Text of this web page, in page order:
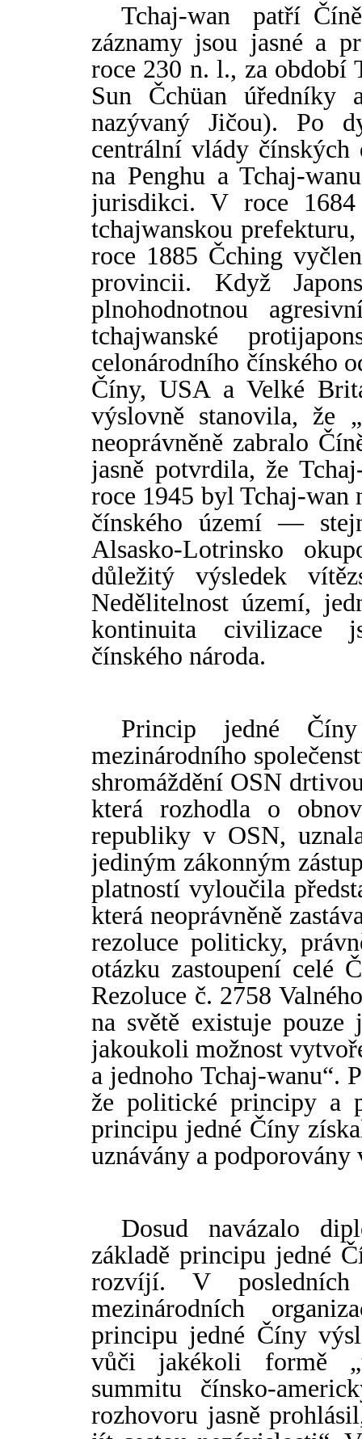
Tchaj-wan patří Čí
záznamy jsou jasné a
roce 230 n. l., za období
Sun Čchüan úředníky
nazývaný Jičou). Po
centrální vlády čínských
na Penghu a Tchaj-
jurisdikci. V roce
tchajwanskou
roce 1885 Čching
provincii. Když
plnohodnotnou
tchajwanské
celonárodního čínského
Číny, USA a Velké
výslovně stanovila, že
neoprávněně zabralo Čí
jasně potvrdila, že
roce 1945 byl Tchaj-wan
čínského území —
Alsasko-Lotrinsko
důležitý výsledek
Nedělitelnost území,
kontinuita civilizace
čínského národa.
Princip jedné Čí
mezinárodního
shromáždění OSN
která rozhodla o
republiky v OSN,
jediným zákonným
platností vyloučila
která neoprávněně
rezoluce politicky,
otázku zastoupení celé Č
Rezoluce č. 2758
na světě existuje pouze
jakoukoli možnost
a jednoho Tchaj-wanu“.
že politické principy a
principu jedné Číny
uznávány a
Dosud navázalo
základě principu jedné Č
rozvíjí. V
mezinárodních
principu jedné Číny
vůči jakékoli formě
summitu čínsko-
rozhovoru jasně